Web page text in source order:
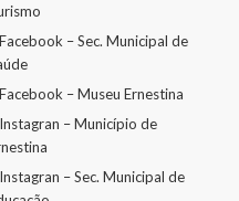
Facebook – Sec. Municipal de
Facebook – Museu Ernestina
Instagran – Município de
Instagran – Sec. Municipal de